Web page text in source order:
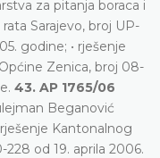
za pitanja boraca i
Sarajevo, broj UP-
godine; • rješenje
Zenica, broj 08-
43. AP 1765/06
Beganović
rješenje Kantonalnog
od 19. aprila 2006.